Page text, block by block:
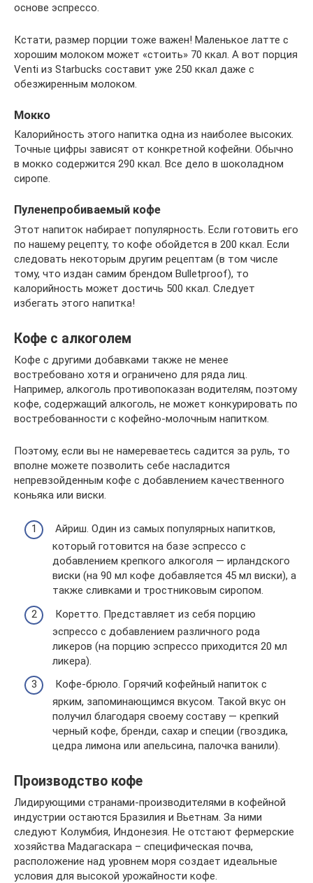
основе эспрессо.
Кстати, размер порции тоже важен! Маленькое латте с
хорошим молоком может «стоить» 70 ккал. А вот порция
Venti из Starbucks составит уже 250 ккал даже с
обезжиренным молоком.
Мокко
Калорийность этого напитка одна из наиболее высоких.
Точные цифры зависят от конкретной кофейни. Обычно
в мокко содержится 290 ккал. Все дело в шоколадном
сиропе.
Пуленепробиваемый кофе
Этот напиток набирает популярность. Если готовить его
по нашему рецепту, то кофе обойдется в 200 ккал. Если
следовать некоторым другим рецептам (в том числе
тому, что издан самим брендом Bulletproof), то
калорийность может достичь 500 ккал. Следует
избегать этого напитка!
Кофе с алкоголем
Кофе с другими добавками также не менее
востребовано хотя и ограничено для ряда лиц.
Например, алкоголь противопоказан водителям, поэтому
кофе, содержащий алкоголь, не может конкурировать по
востребованности с кофейно-молочным напитком.
Поэтому, если вы не намереваетесь садится за руль, то
вполне можете позволить себе насладится
непревзойденным кофе с добавлением качественного
коньяка или виски.
Айриш. Один из самых популярных напитков,
который готовится на базе эспрессо с
добавлением крепкого алкоголя — ирландского
виски (на 90 мл кофе добавляется 45 мл виски), а
также сливками и тростниковым сиропом.
Коретто. Представляет из себя порцию
эспрессо с добавлением различного рода
ликеров (на порцию эспрессо приходится 20 мл
ликера).
Кофе-брюло. Горячий кофейный напиток с
ярким, запоминающимся вкусом. Такой вкус он
получил благодаря своему составу — крепкий
черный кофе, бренди, сахар и специи (гвоздика,
цедра лимона или апельсина, палочка ванили).
Производство кофе
Лидирующими странами-производителями в кофейной
индустрии остаются Бразилия и Вьетнам. За ними
следуют Колумбия, Индонезия. Не отстают фермерские
хозяйства Мадагаскара – специфическая почва,
расположение над уровнем моря создает идеальные
условия для высокой урожайности кофе.